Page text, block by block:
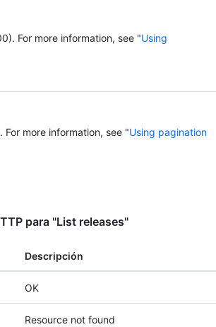
For more information, see "Using
more information, see "Using pagination
para "List releases"
Descripción
OK
Resource not found